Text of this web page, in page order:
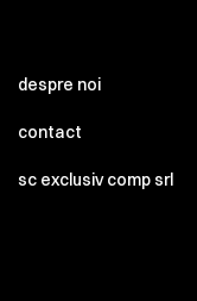
despre noi
contact
sc exclusiv comp srl